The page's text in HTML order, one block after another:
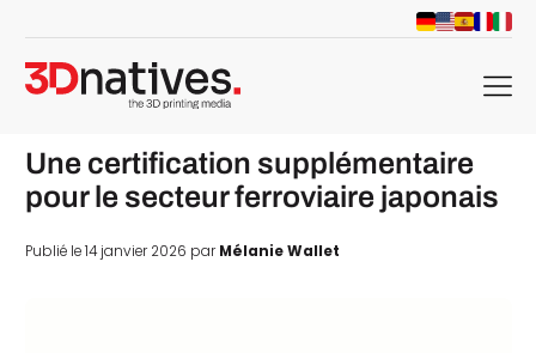
menu
Une certification supplémentaire
pour le secteur ferroviaire japonais
Publié le 14 janvier 2026 parMélanie Wallet